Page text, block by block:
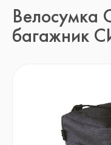
Велосумка
багажник